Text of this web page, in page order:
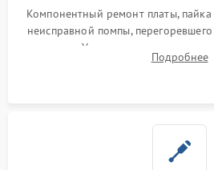
Компонентный ремонт платы,
неисправной помпы,
жерновов. Установка новых
ring) и тефлоновых трубок для
Подробнее